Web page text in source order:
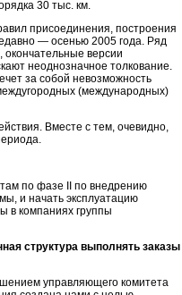
30 тыс. км.
присоединения, построения
— осенью 2005 года. Ряд
версии
неоднозначное толкование.
за собой невозможность
(международных)
Вместе с тем, очевидно,
по фазе II по внедрению
, и начать эксплуатацию
в компаниях группы
структура выполнять заказы
управляющего комитета